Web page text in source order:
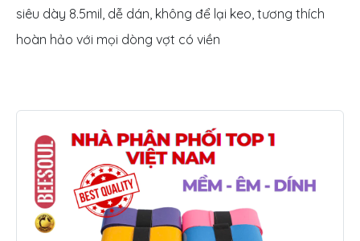
siêu dày 8.5mil, dễ dán, không để lại keo, tương thích
hoàn hảo với mọi dòng vợt có viền